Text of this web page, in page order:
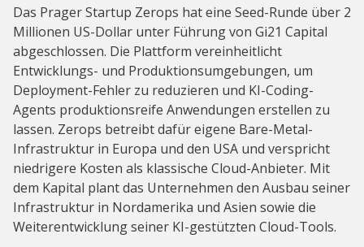
Das Prager Startup Zerops hat eine Seed-Runde über 2
Millionen US-Dollar unter Führung von Gi21 Capital
abgeschlossen. Die Plattform vereinheitlicht
Entwicklungs- und Produktionsumgebungen, um
Deployment-Fehler zu reduzieren und KI-Coding-
Agents produktionsreife Anwendungen erstellen zu
lassen. Zerops betreibt dafür eigene Bare-Metal-
Infrastruktur in Europa und den USA und verspricht
niedrigere Kosten als klassische Cloud-Anbieter. Mit
dem Kapital plant das Unternehmen den Ausbau seiner
Infrastruktur in Nordamerika und Asien sowie die
Weiterentwicklung seiner KI-gestützten Cloud-Tools.